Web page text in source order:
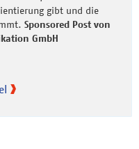
gibt und die
Sponsored Post von
GmbH